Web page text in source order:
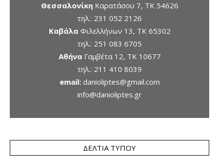
ΘεσσαλονίκηΚαρατάσου 7, TK 54626
τηλ.: 231 052 2126
ΚαβάλαΦιλελλήνων 13, ΤΚ 65302
τηλ.: 251 083 6705
ΑθήναΓαμβέτα 12, ΤΚ 10677
τηλ.: 211 410 8039
email: danioliptes@gmail.com
info@danioliptes.gr
ΔΕΛΤΊΑ ΤΎΠΟΥ